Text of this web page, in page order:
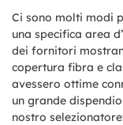
Ci sono molti modi
una specifica area
dei fornitori
copertura fibra e
avessero ottime
un grande
nostro